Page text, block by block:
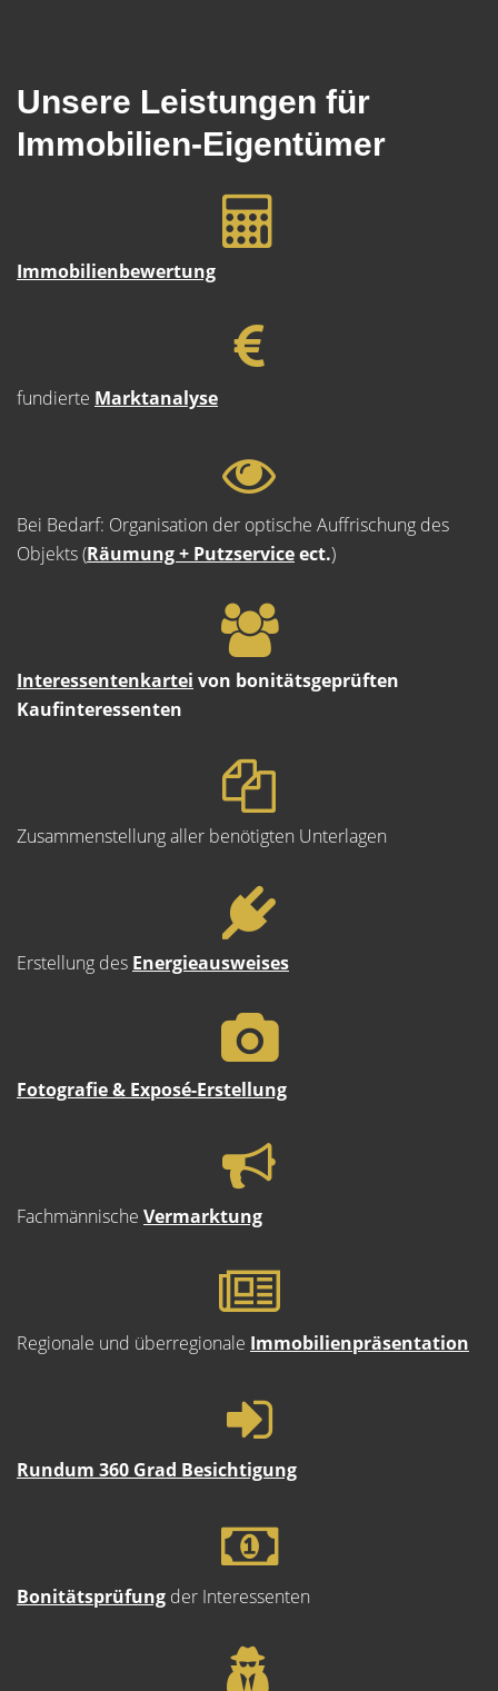
Unsere Leistungen für
Immobilien-Eigentümer
Immobilienbewertung
fundierte Marktanalyse
Bei Bedarf: Organisation der optische Auffrischung des
Objekts (Räumung + Putzserviceect.)
Interessentenkartei von bonitätsgeprüften
Kaufinteressenten
Zusammenstellung aller benötigten Unterlagen
Erstellung des Energieausweises
Fotografie & Exposé-Erstellung
Fachmännische Vermarktung
Regionale und überregionale Immobilienpräsentation
Rundum 360 Grad Besichtigung
Bonitätsprüfung der Interessenten